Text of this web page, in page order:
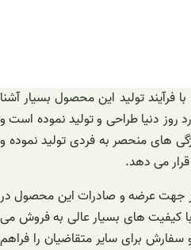
فرآیند تولید این محصول بسیار آشنا
روز دنیا طراحی و تولید نموده است و
های منحصر به فردی تولید نموده و
قرار می‌ دهد.
در جهت عرضه و صادرات این محصول در
با کیفیت های بسیار عالی به فروش می‌
سفارش برای سایر متقاضیان را فراهم